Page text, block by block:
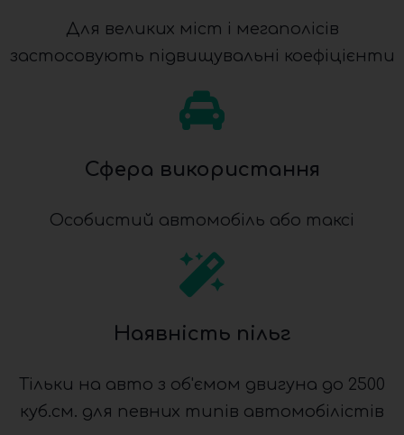
Для великих міст і мегаполісів
застосовують підвищувальні коефіцієнти
Сфера використання
Особистий автомобіль або таксі
Наявність пільг
Тільки на авто з об'ємом двигуна до 2500
куб.см. для певних типів автомобілістів